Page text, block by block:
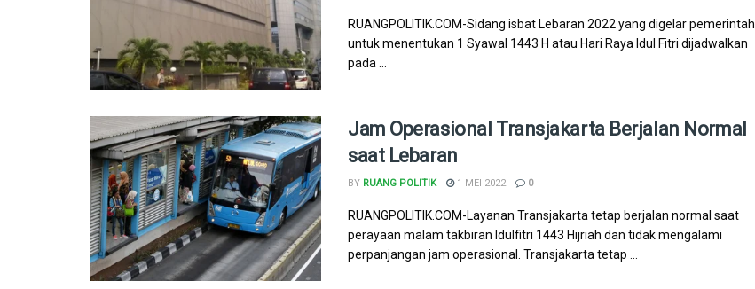
RUANGPOLITIK.COM-Sidang isbat Lebaran 2022 yang digelar pemerintah
untuk menentukan 1 Syawal 1443 H atau Hari Raya Idul Fitri dijadwalkan
pada ...
Jam Operasional Transjakarta Berjalan Normal
saat Lebaran
BY RUANG POLITIK 1 MEI 2022 0
RUANGPOLITIK.COM-Layanan Transjakarta tetap berjalan normal saat
perayaan malam takbiran Idulfitri 1443 Hijriah dan tidak mengalami
perpanjangan jam operasional. Transjakarta tetap ...